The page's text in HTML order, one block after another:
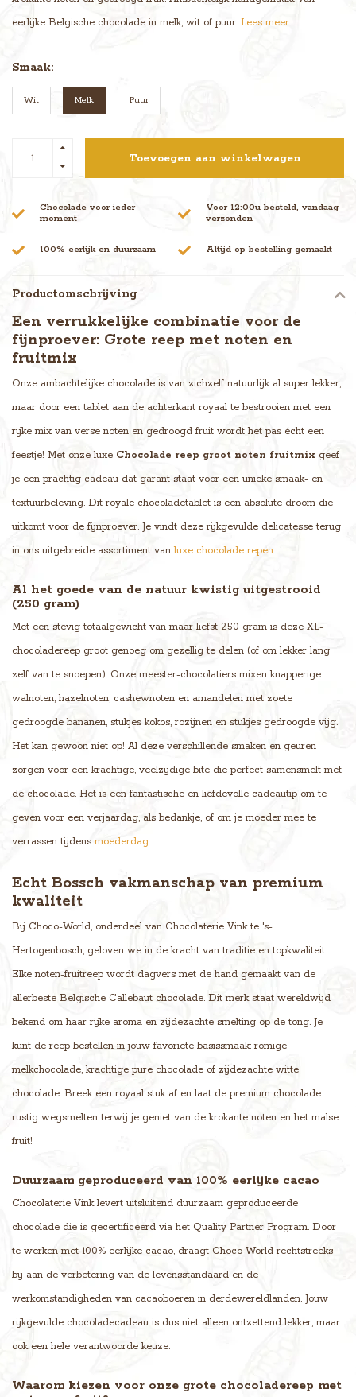
eerlijke Belgische chocolade in melk, wit of puur. Lees meer..
Smaak:
Wit Melk Puur
Toevoegen aan winkelwagen
Chocolade voor ieder
moment
Voor 12:00u besteld, vandaag
verzonden
100% eerlijk en duurzaam Altijd op bestelling gemaakt
Productomschrijving
Een verrukkelijke combinatie voor de
fijnproever: Grote reep met noten en
fruitmix
Onze ambachtelijke chocolade is van zichzelf natuurlijk al super lekker,
maar door een tablet aan de achterkant royaal te bestrooien met een
rijke mix van verse noten en gedroogd fruit wordt het pas écht een
feestje! Met onze luxe Chocolade reep groot noten fruitmix geef
je een prachtig cadeau dat garant staat voor een unieke smaak- en
textuurbeleving. Dit royale chocoladetablet is een absolute droom die
uitkomt voor de fijnproever. Je vindt deze rijkgevulde delicatesse terug
in ons uitgebreide assortiment van luxe chocolade repen.
Al het goede van de natuur kwistig uitgestrooid
(250 gram)
Met een stevig totaalgewicht van maar liefst 250 gram is deze XL-
chocoladereep groot genoeg om gezellig te delen (of om lekker lang
zelf van te snoepen). Onze meester-chocolatiers mixen knapperige
walnoten, hazelnoten, cashewnoten en amandelen met zoete
gedroogde bananen, stukjes kokos, rozijnen en stukjes gedroogde vijg.
Het kan gewoon niet op! Al deze verschillende smaken en geuren
zorgen voor een krachtige, veelzijdige bite die perfect samensmelt met
de chocolade. Het is een fantastische en liefdevolle cadeautip om te
geven voor een verjaardag, als bedankje, of om je moeder mee te
verrassen tijdensmoederdag.
Echt Bossch vakmanschap van premium
kwaliteit
Bij Choco-World, onderdeel van Chocolaterie Vink te 's-
Hertogenbosch, geloven we in de kracht van traditie en topkwaliteit.
Elke noten-fruitreep wordt dagvers met de hand gemaakt van de
allerbeste Belgische Callebaut chocolade. Dit merk staat wereldwijd
bekend om haar rijke aroma en zijdezachte smelting op de tong. Je
kunt de reep bestellen in jouw favoriete basissmaak: romige
melkchocolade, krachtige pure chocolade of zijdezachte witte
chocolade. Breek een royaal stuk af en laat de premium chocolade
rustig wegsmelten terwij je geniet van de krokante noten en het malse
fruit!
Duurzaam geproduceerd van 100% eerlijke cacao
Chocolaterie Vink levert uitsluitend duurzaam geproduceerde
chocolade die is gecertificeerd via het Quality Partner Program. Door
te werken met 100% eerlijke cacao, draagt Choco World rechtstreeks
bij aan de verbetering van de levensstandaard en de
werkomstandigheden van cacaoboeren in derdewereldlanden. Jouw
rijkgevulde chocoladecadeau is dus niet alleen ontzettend lekker, maar
ook een hele verantwoorde keuze.
Waarom kiezen voor onze grote chocoladereep met